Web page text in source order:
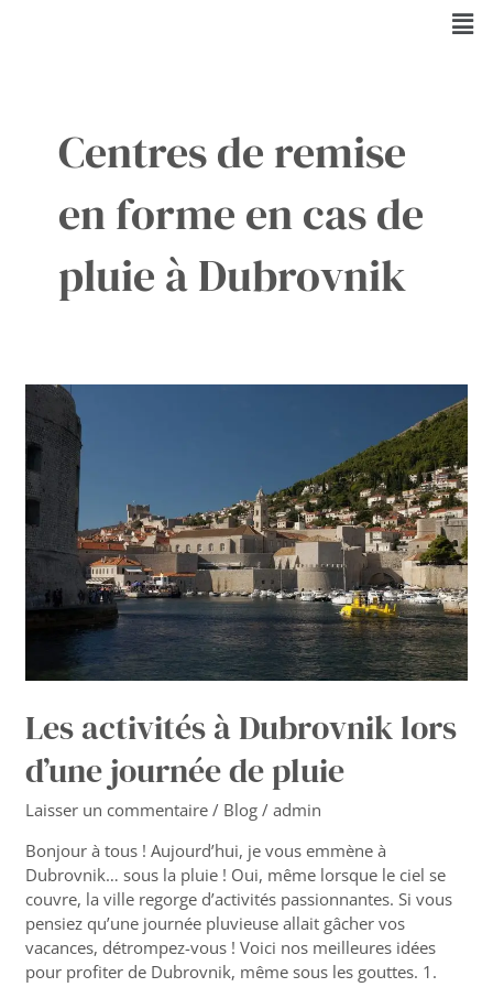
Centres de remise
en forme en cas de
pluie à Dubrovnik
Les activités à Dubrovnik lors
d’une journée de pluie
Laisser un commentaire / Blog /admin
Bonjour à tous ! Aujourd’hui, je vous emmène à
Dubrovnik… sous la pluie ! Oui, même lorsque le ciel se
couvre, la ville regorge d’activités passionnantes. Si vous
pensiez qu’une journée pluvieuse allait gâcher vos
vacances, détrompez-vous ! Voici nos meilleures idées
pour profiter de Dubrovnik, même sous les gouttes. 1.
Les
activités
à
Dubrovnik
lors
d’une
journée
pluie